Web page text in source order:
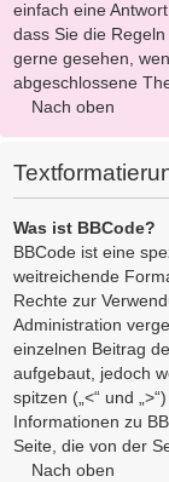
einfach eine
dass Sie die
gerne gesehen,
abgeschlossene
Nach oben
Was ist BBCode?
BBCode ist eine
weitreichende
Rechte zur
Administration
einzelnen Beitrag
aufgebaut, jedoch
spitzen („<“ und
Informationen zu
Seite, die von der
Nach oben